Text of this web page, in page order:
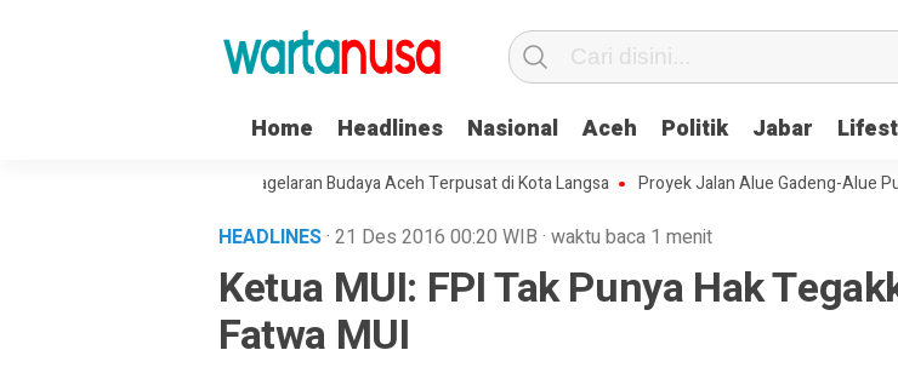
Home Headlines Nasional Aceh Politik Jabar
Pekan Ini, Pagelaran Budaya Aceh Terpusat di Kota Langsa Proyek Jalan Alue Gadeng-Alue Punti di
HEADLINES· 21 Des 2016 00:20 WIB · waktu baca 1 menit
Ketua MUI: FPI Tak Punya Hak
Fatwa MUI